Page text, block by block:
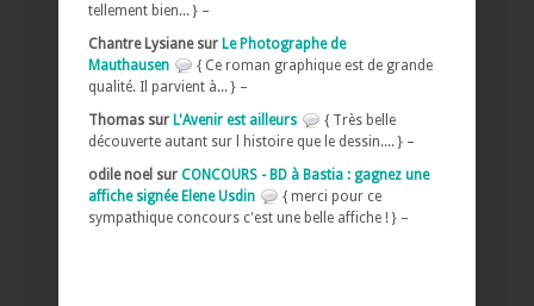
tellement bien... } –
Chantre Lysiane sur Le Photographe de
Mauthausen
{ Ce roman graphique est de grande
qualité. Il parvient à... } –
Thomas sur L'Avenir est ailleurs
{ Très belle
découverte autant sur l histoire que le dessin.... } –
odile noel sur CONCOURS - BD à Bastia : gagnez une
affiche signée Elene Usdin
{ merci pour ce
sympathique concours c'est une belle affiche ! } –